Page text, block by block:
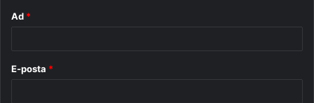
Ad *
E-posta *